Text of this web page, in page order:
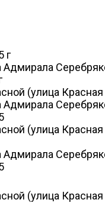
г
Адмирала
(улица
Адмирала
(улица
Адмирала
(улица